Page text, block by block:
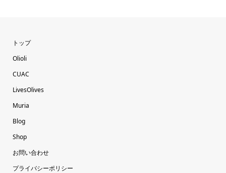
トップ
Olioli
CUAC
LivesOlives
Muria
Blog
Shop
お問い合わせ
プライバシーポリシー